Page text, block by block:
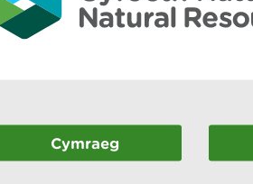
Cymraeg